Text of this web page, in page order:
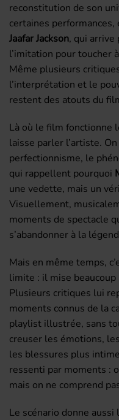
reconstitution de son
certaines
Jaafar Jackson, qui arrive
l’imitation pour toucher
Même plusieurs
l’interprétation et le
restent des atouts du
Là où le film fonctionne
laisse parler l’artiste.
perfectionnisme, le
qui rappellent pourquoi
une vedette, mais un
Visuellement,
moments de spectacle
s’abandonner à la
Mais en même temps,
limite : il mise beaucoup
Plusieurs critiques lui
moments connus de la
playlist illustrée, sans
creuser les émotions,
les blessures plus
ressenti par moments :
mais on ne comprend
Le scénario donne